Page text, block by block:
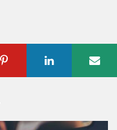
Pinterest Linkedin